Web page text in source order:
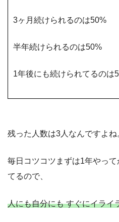
3ヶ月続けられるのは50%
半年続けられるのは50%
1年後にも続けられてるのは
残った人数は3人なんですよね
毎日コツコツまずは1年やっ
てるので、
人にも自分にも すぐにイライ